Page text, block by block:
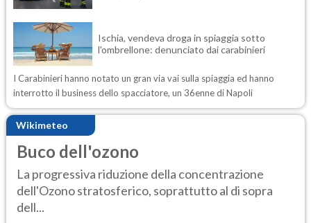
Ischia, vendeva droga in spiaggia sotto
l'ombrellone: denunciato dai carabinieri
I Carabinieri hanno notato un gran via vai sulla spiaggia ed hanno
interrotto il business dello spacciatore, un 36enne di Napoli
Wikimeteo
Buco dell'ozono
La progressiva riduzione della concentrazione
dell'Ozono stratosferico, soprattutto al di sopra
dell...